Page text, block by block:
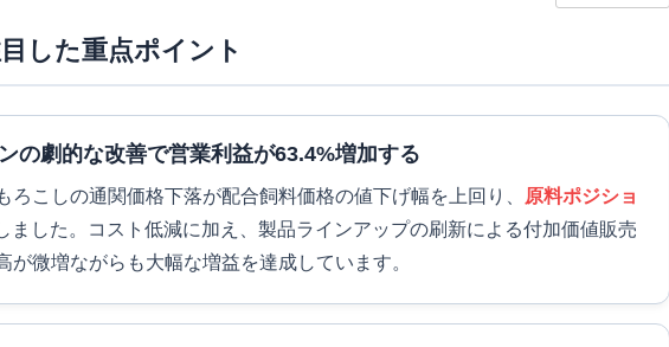
した重点ポイント
の劇的な改善で営業利益が63.4%増加する
ろこしの通関価格下落が配合飼料価格の値下げ幅を上回り、
原料ポジショ
ました。コスト低減に加え、製品ラインアップの刷新による付加価値販売
が微増ながらも大幅な増益を達成しています。